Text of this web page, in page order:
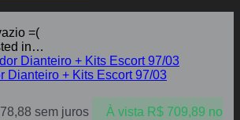
=(
in…
Dianteiro + Kits Escort 97/03
78,88 sem juros À vista R$709,89 no